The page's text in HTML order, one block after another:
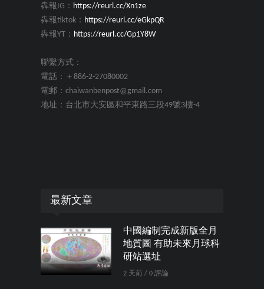
犇報IG： https://reurl.cc/Xn1ze
犇報tiktok： https://reurl.cc/eGkpQR
犇報YT： https://reurl.cc/Gp1Y8W
聯繫方式：
電話：＋886-2-27080002
電郵：chaiwanbenpost@gmail.com
地址：台北市大安區和平東路三段49號3樓-4
最新文章
中國編制完成新版全月
地質圖 有助未來月球科
研站選址
2 天前 / 0 評論